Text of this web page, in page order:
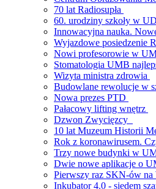
70 lat Radiosupła
60. urodziny szkoły w
Innowacyjna nauka.
Wyjazdowe posiedzenie
Nowi profesorowie w
Stomatologia UMB
Wizyta ministra zdrowia
Budowlane rewolucje w
Nowa prezes PTD
Pałacowy lifting wnętrz
Dzwon Zwycięzcy
10 lat Muzeum Historii
Rok z koronawirusem.
Trzy nowe budynki w
Dwie nowe aplikacje o
Pierwszy raz SKN-ów
Inkubator 4.0 - siedem